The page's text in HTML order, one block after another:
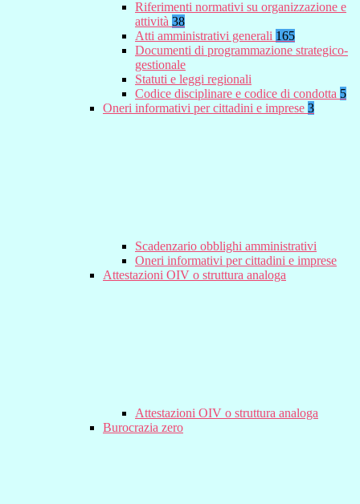
Riferimenti normativi su organizzazione e
attività 38
Atti amministrativi generali 165
Documenti di programmazione strategico-
gestionale
Statuti e leggi regionali
Codice disciplinare e codice di condotta 5
Oneri informativi per cittadini e imprese 3
Scadenzario obblighi amministrativi
Oneri informativi per cittadini e imprese
Attestazioni OIV o struttura analoga
Attestazioni OIV o struttura analoga
Burocrazia zero